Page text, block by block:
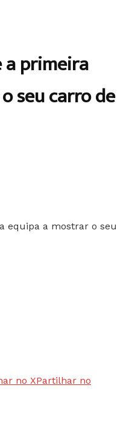
a primeira
seu carro de
no XPartilhar no